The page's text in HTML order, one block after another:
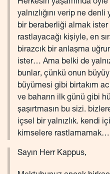
Herkesin yaşamında
yalnızlığını verip ne
bir beraberliği almak ister
rastlayacağı kişiyle, en
birazcık bir anlaşma
ister… Ama belki de
bunlar, çünkü onun
büyümesi gibi birtakım
ve baharın ilk günü gibi
şaşırtmasın bu sizi.
içsel bir yalnızlık. kendi
kimselere rastlamamak…
Sayın Herr Kappus,